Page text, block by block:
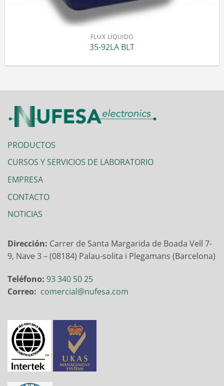
FLUX LÍQUIDO
35-92LA BLT
PRODUCTOS
CURSOS Y SERVICIOS DE LABORATORIO
EMPRESA
CONTACTO
NOTICIAS
Dirección: Carrer de Santa Margarida de Boada Vell 7-
9, Nave 3 – (08184) Palau-solita i Plegamans (Barcelona)
Teléfono: 93 340 50 25
Correo: comercial@nufesa.com